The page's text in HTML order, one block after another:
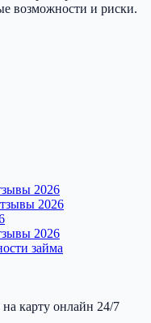
возможности и риски.
2026
2026
2026
займа
карту онлайн 24/7